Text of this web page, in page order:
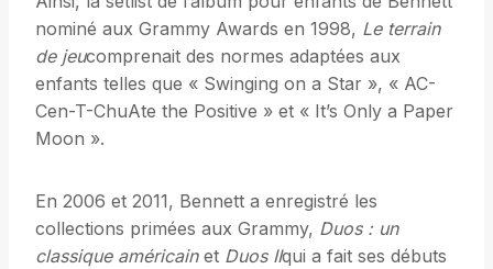
nominé aux Grammy Awards en 1998, Le terrain
de jeucomprenait des normes adaptées aux
enfants telles que « Swinging on a Star », « AC-
Cen-T-ChuAte the Positive » et « It’s Only a Paper
Moon ».
En 2006 et 2011, Bennett a enregistré les
collections primées aux Grammy, Duos : un
classique américainet Duos IIqui a fait ses débuts